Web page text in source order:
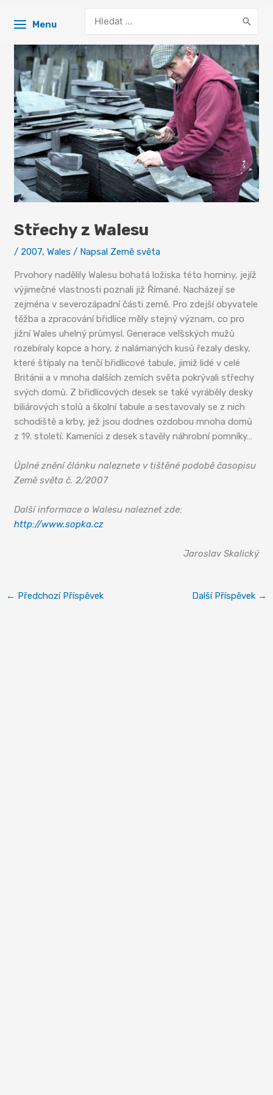
Menu
for:
Střechy z Walesu
/ 2007,Wales / Napsal Země světa
Prvohory nadělily Walesu bohatá ložiska této horniny, jejíž
výjimečné vlastnosti poznali již Římané. Nacházejí se
zejména v severozápadní části země. Pro zdejší obyvatele
těžba a zpracování břidlice měly stejný význam, co pro
jižní Wales uhelný průmysl. Generace velšských mužů
rozebíraly kopce a hory, z nalámaných kusů řezaly desky,
které štípaly na tenčí břidlicové tabule, jimiž lidé v celé
Británii a v mnoha dalších zemích světa pokrývali střechy
svých domů. Z břidlicových desek se také vyráběly desky
biliárových stolů a školní tabule a sestavovaly se z nich
schodiště a krby, jež jsou dodnes ozdobou mnoha domů
z 19. století. Kameníci z desek stavěly náhrobní pomníky…
Úplné znění článku naleznete v tištěné podobě časopisu
Země světa č. 2/2007
Další informace o Walesu naleznet zde:
http://www.sopka.cz
Jaroslav Skalický
← Předchozí Příspěvek Další Příspěvek →